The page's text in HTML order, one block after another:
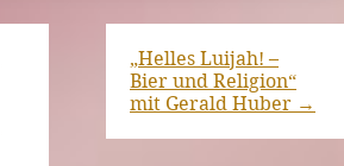
„Helles Luijah! –
Bier und Religion“
mit Gerald Huber →